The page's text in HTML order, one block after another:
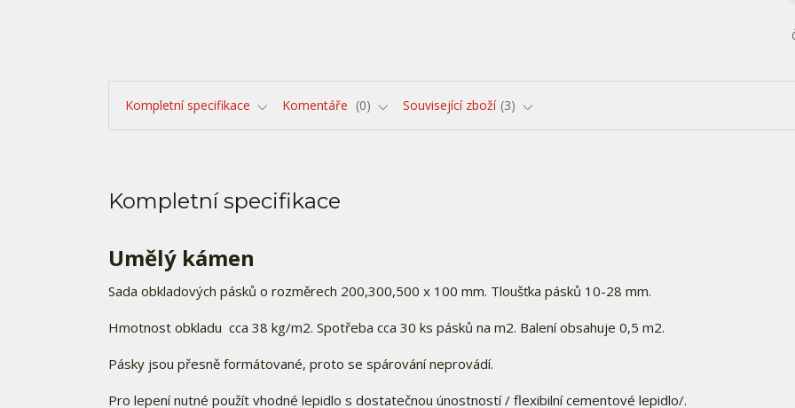
Kompletní specifikace Komentáře 0 Související zboží 3
Kompletní specifikace
Umělý kámen
Sada obkladových pásků o rozměrech 200,300,500 x 100 mm. Tloušťka pásků 10-28 mm.
Hmotnost obkladu cca 38 kg/m2. Spotřeba cca 30 ks pásků na m2. Balení obsahuje 0,5 m2.
Pásky jsou přesně formátované, proto se spárování neprovádí.
Pro lepení nutné použít vhodné lepidlo s dostatečnou únostností / flexibilní cementové lepidlo/.